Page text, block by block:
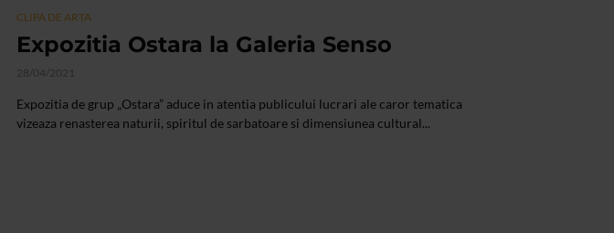
CLIPA DE ARTA
Expozitia Ostara la Galeria Senso
28/04/2021
Expozitia de grup „Ostara” aduce in atentia publicului lucrari ale caror tematica
vizeaza renasterea naturii, spiritul de sarbatoare si dimensiunea cultural...